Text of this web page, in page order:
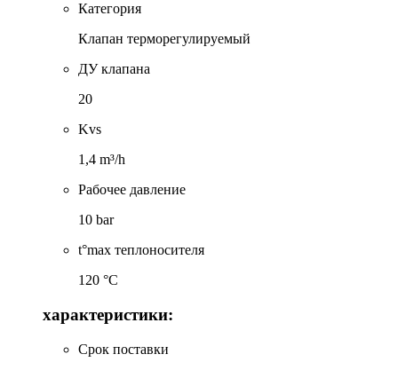
Категория
Клапан терморегулируемый
ДУ клапана
20
Kvs
1,4 m³/h
Рабочее давление
10 bar
t°max теплоносителя
120 °C
характеристики:
Срок поставки